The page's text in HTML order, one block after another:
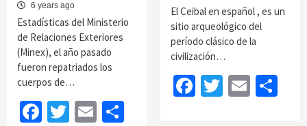
6 years ago
Estadísticas del Ministerio
de Relaciones Exteriores
(Minex), el año pasado
fueron repatriados los
cuerpos de…
Facebook
Twitter
Email
El Ceibal en español , es un
sitio arqueológico del
período clásico de la
civilización…
Facebook
Twitter
Email